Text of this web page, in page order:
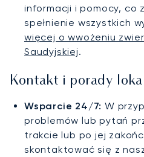
informacji i pomocy, co
spełnienie wszystkich
więcej o wwożeniu
Saudyjskiej.
Kontakt i porady
Wsparcie 24/7: W
problemów lub pytań
trakcie lub po jej
skontaktować się z